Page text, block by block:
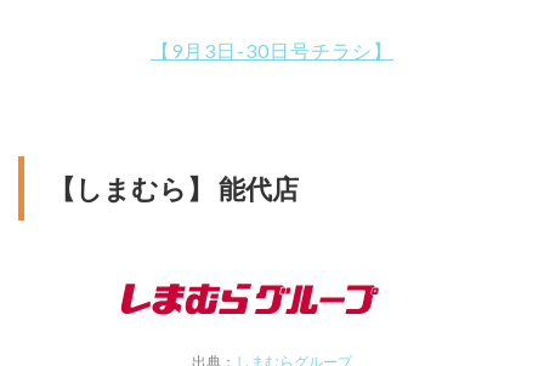
【9月3日-30日号チラシ】
【しまむら】 能代店
出典： しまむらグループ